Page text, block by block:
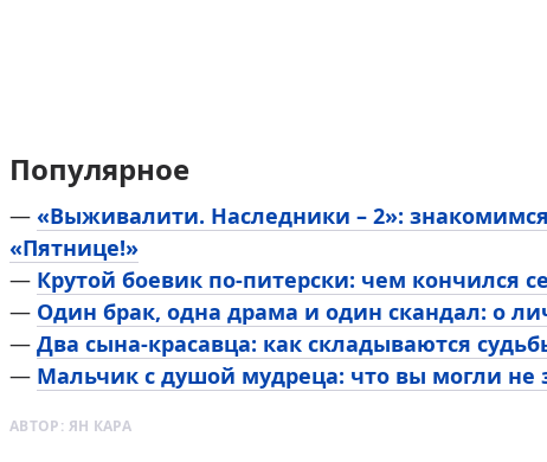
Популярное
— «Выживалити. Наследники – 2»:
«Пятнице!»
— Крутой боевик по-питерски: чем кончился
— Один брак, одна драма и один скандал: о
— Два сына-красавца: как складываются
— Мальчик с душой мудреца: что вы могли не
АВТОР: ЯН КАРА